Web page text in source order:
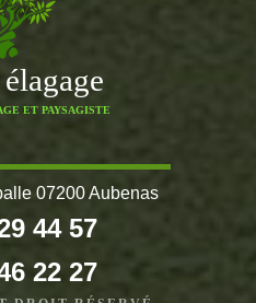
ET PAYSAGISTE
07200 Aubenas
44 57
22 27